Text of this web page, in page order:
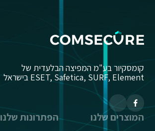
קומסקיור בע"מ המפיצה הבלעדית של
ESET, Safetica, SURF, Element בישראל
המוצרים שלנו הפתרונות שלנו